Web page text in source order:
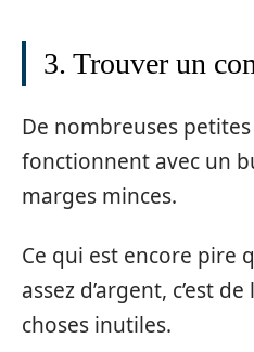
3. Trouver un
De nombreuses
fonctionnent avec un
marges minces.
Ce qui est encore pire
assez d’argent, c’est
choses inutiles.